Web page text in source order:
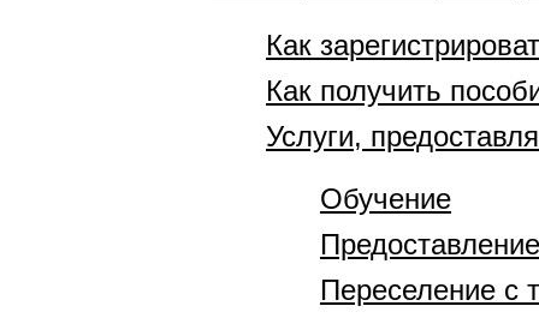
Как
Как получить
Услуги,
Обучение
Переселение с